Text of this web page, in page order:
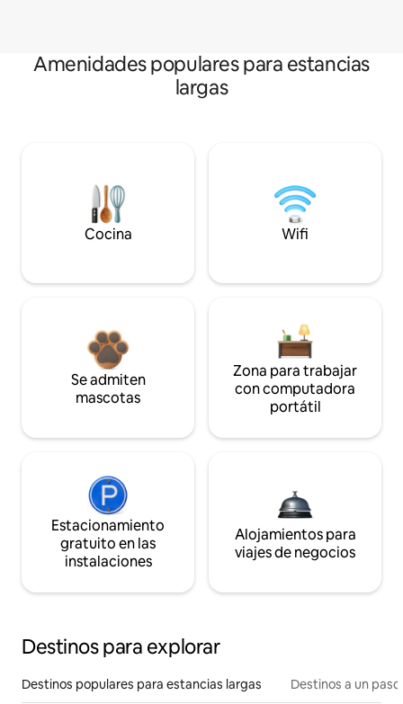
Amenidades populares para estancias
largas
Cocina Wifi
Se admiten
mascotas
Zona para trabajar
con computadora
portátil
Estacionamiento
gratuito en las
instalaciones
Alojamientos para
viajes de negocios
Destinos para explorar
Destinos populares para estancias largas Destinos a un